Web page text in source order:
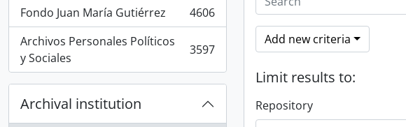
Fondo Juan María Gutiérrez
, 4606 results
4606
Archivos Personales Políticos
y Sociales
, 3597 results 3597
Archival institution
Add new criteria
Limit results to:
Repository